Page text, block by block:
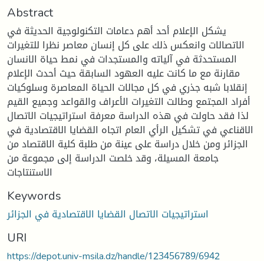
Abstract
يشكل الإعلام أحد أهم دعامات التكنولوجية الحديثة في
الاتصالات وانعكس ذلك على كل إنسان معاصر نظرا للتغيرات
المستحدثة في آلياته والمستجدات في نمط حياة الانسان
مقارنة مع ما كانت عليه العهود السابقة حيث أحدث الإعلام
إنقلابا شبه جذري في كل مجالات الحياة المعاصرة وسلوكيات
أفراد المجتمع وطالت التغيرات الأعراف والقواعد وجميع القيم
لذا فقد حاولت في هذه الدراسة معرفة استراتيجيات الاتصال
الاقناعي في تشكيل الرأي العام اتجاه القضايا الاقتصادية في
الجزائر ومن خلال دراسة على عينة من طلبة كلية الاقتصاد من
جامعة المسيلة، وقد خلصت الدراسة إلى مجموعة من
الاستنتاجات
Keywords
استراتيجيات الاتصال القضايا الاقتصادية في الجزائر
URI
https://depot.univ-msila.dz/handle/123456789/6942